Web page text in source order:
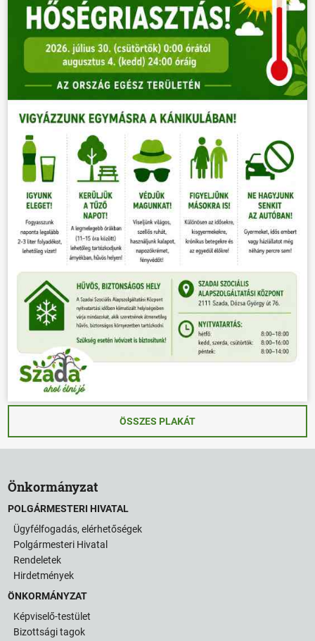
ÖSSZES PLAKÁT
Önkormányzat
POLGÁRMESTERI HIVATAL
Ügyfélfogadás, elérhetőségek
Polgármesteri Hivatal
Rendeletek
Hirdetmények
ÖNKORMÁNYZAT
Képviselő-testület
Bizottsági tagok